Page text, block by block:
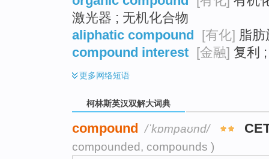
激光器 ; 无机化合物
aliphatic compound [有化] 脂
compound interest [金融] 复利
更多网络短语
柯林斯英汉双解大词典
compound /ˈkɒmpaʊnd/
compounded, compounds )